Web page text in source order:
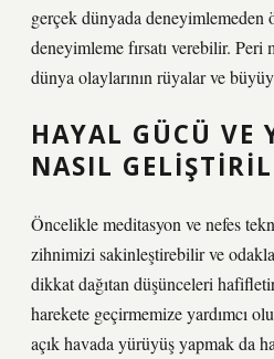
gerçek dünyada deneyimlemeden
deneyimleme fırsatı verebilir. Peri
dünya olaylarının rüyalar ve
HAYAL GÜCÜ VE
NASIL
Öncelikle meditasyon ve nefes
zihnimizi sakinleştirebilir ve
dikkat dağıtan düşünceleri
harekete geçirmemize yardımcı
açık havada yürüyüş yapmak da